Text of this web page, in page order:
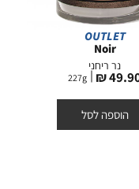
OUTLET
Noir
נר ריחני
49.90
227g
הוספה לסל